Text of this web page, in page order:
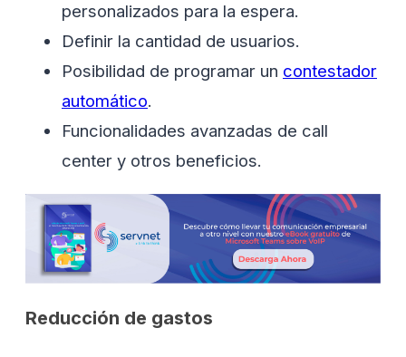
personalizados para la espera.
Definir la cantidad de usuarios.
Posibilidad de programar un contestador
automático.
Funcionalidades avanzadas de call
center y otros beneficios.
Reducción de gastos